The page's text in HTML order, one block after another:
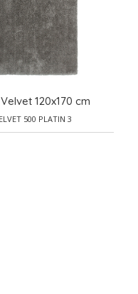
120x170 cm
500 PLATIN 3